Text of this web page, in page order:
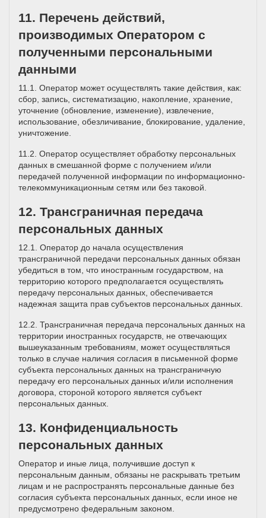
11. Перечень действий,
производимых Оператором с
полученными персональными
данными
11.1. Оператор может осуществлять такие действия, как:
сбор, запись, систематизацию, накопление, хранение,
уточнение (обновление, изменение), извлечение,
использование, обезличивание, блокирование, удаление,
уничтожение.
11.2. Оператор осуществляет обработку персональных
данных в смешанной форме с получением и/или
передачей полученной информации по информационно-
телекоммуникационным сетям или без таковой.
12. Трансграничная передача
персональных данных
12.1. Оператор до начала осуществления
трансграничной передачи персональных данных обязан
убедиться в том, что иностранным государством, на
территорию которого предполагается осуществлять
передачу персональных данных, обеспечивается
надежная защита прав субъектов персональных данных.
12.2. Трансграничная передача персональных данных на
территории иностранных государств, не отвечающих
вышеуказанным требованиям, может осуществляться
только в случае наличия согласия в письменной форме
субъекта персональных данных на трансграничную
передачу его персональных данных и/или исполнения
договора, стороной которого является субъект
персональных данных.
13. Конфиденциальность
персональных данных
Оператор и иные лица, получившие доступ к
персональным данным, обязаны не раскрывать третьим
лицам и не распространять персональные данные без
согласия субъекта персональных данных, если иное не
предусмотрено федеральным законом.